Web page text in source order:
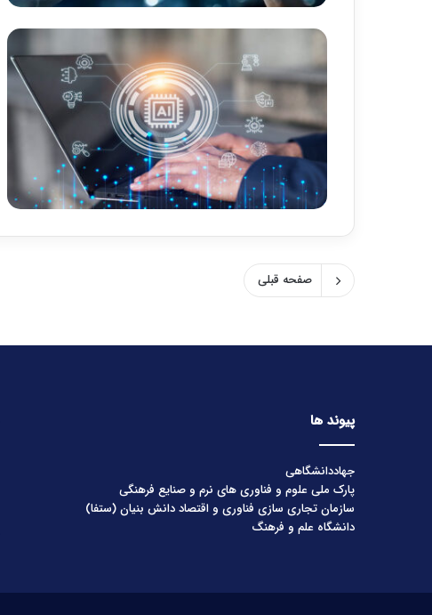
صفحه قبلی
پیوند ها
جهاددانشگاهی
پارک ملی علوم و فناوری های نرم و صنایع فرهنگی
سازمان تجاری سازی فناوری و اقتصاد دانش بنیان (ستفا)
دانشگاه علم و فرهنگ